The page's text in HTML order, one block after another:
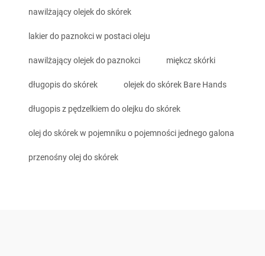
nawilżający olejek do skórek
lakier do paznokci w postaci oleju
nawilżający olejek do paznokci miękcz skórki
długopis do skórek olejek do skórek Bare Hands
długopis z pędzelkiem do olejku do skórek
olej do skórek w pojemniku o pojemności jednego galona
przenośny olej do skórek